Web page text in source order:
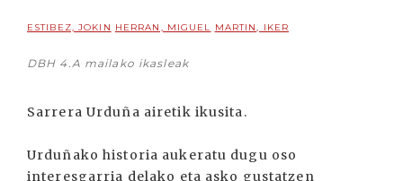
ESTIBEZ, JOKIN HERRAN, MIGUEL MARTIN, IKER
DBH 4.A mailako ikasleak
Sarrera Urduña airetik ikusita.
Urduñako historia aukeratu dugu oso
interesgarria delako eta asko gustatzen